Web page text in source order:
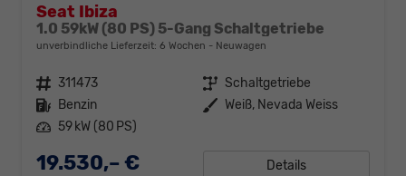
Seat Ibiza
1.0 59kW (80 PS) 5-Gang Schaltgetriebe
unverbindliche Lieferzeit: 6 Wochen Neuwagen
Fahrzeugnr. 311473 Getriebe Schaltgetriebe
Kraftstoff Benzin Außenfarbe Weiß, Nevada Weiss
Leistung 59 kW (80 PS)
19.530,– € Details